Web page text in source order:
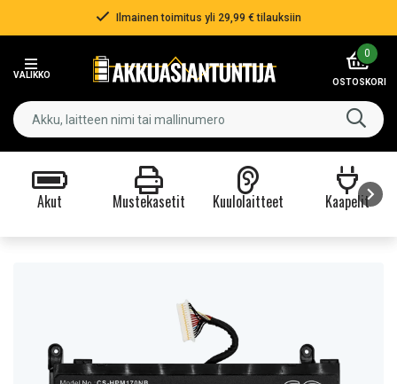
Ilmainen toimitus yli 29,99 € tilauksiin
VALIKKO
0
OSTOSKORI
Akut Mustekasetit Kuulolaitteet Kaapelit